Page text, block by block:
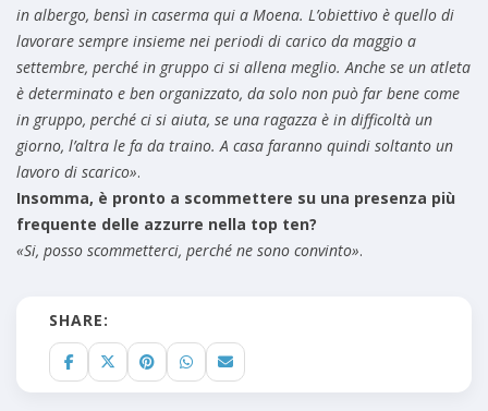
in albergo, bensì in caserma qui a Moena. L’obiettivo è quello di
lavorare sempre insieme nei periodi di carico da maggio a
settembre, perché in gruppo ci si allena meglio. Anche se un atleta
è determinato e ben organizzato, da solo non può far bene come
in gruppo, perché ci si aiuta, se una ragazza è in difficoltà un
giorno, l’altra le fa da traino. A casa faranno quindi soltanto un
lavoro di scarico».
Insomma, è pronto a scommettere su una presenza più
frequente delle azzurre nella top ten?
«Si, posso scommetterci, perché ne sono convinto».
SHARE: